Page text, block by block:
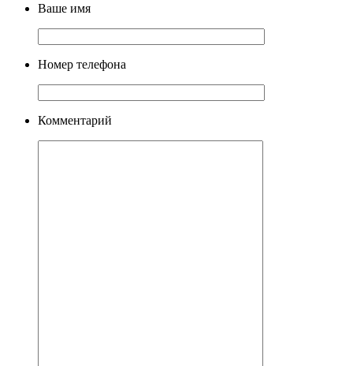
Ваше имя
Номер телефона
Комментарий